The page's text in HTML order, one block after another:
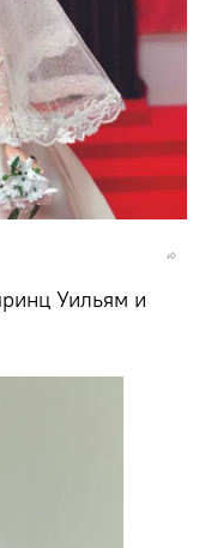
Уильям и